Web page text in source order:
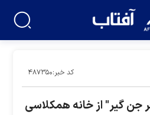
کد خبر:۴۸۷۳۵۰
جن گیر" از خانه همکلاسی